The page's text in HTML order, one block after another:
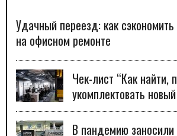
Удачный переезд: как
на офисном ремонте
Чек-лист “Как найти,
укомплектовать
В пандемию заносили